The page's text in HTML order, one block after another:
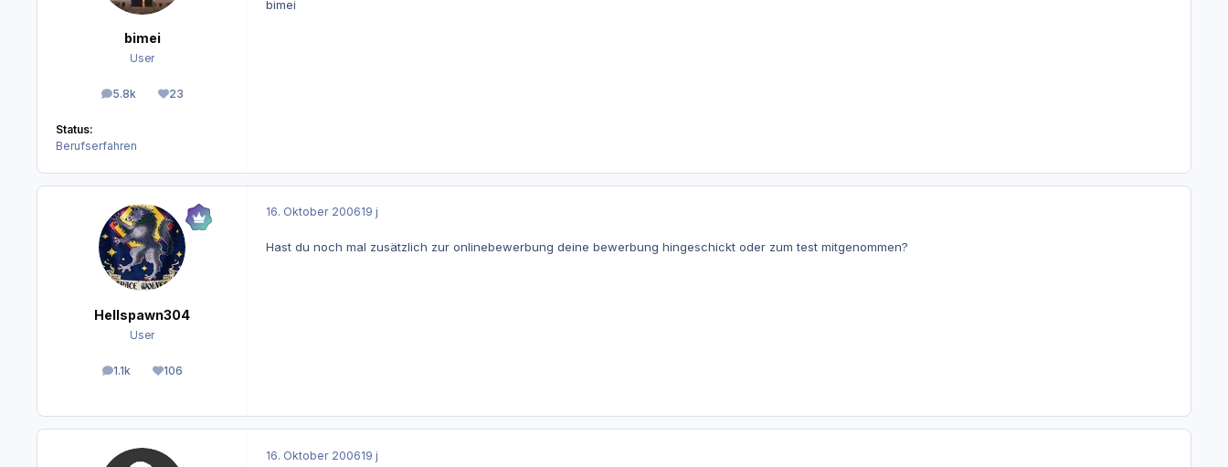
bimei
User
5.8k
Beiträge 23
Reputation
Status:
Berufserfahren
bimei
Hellspawn304
User
1.1k
Beiträge106
Reputation
16. Oktober 200619 j
Hast du noch mal zusätzlich zur onlinebewerbung deine bewerbung hingeschickt oder zum test mitgenommen?
16. Oktober 200619 j